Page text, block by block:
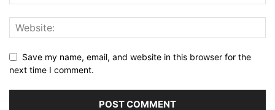
Save my name, email, and website in this browser for the
next time I comment.